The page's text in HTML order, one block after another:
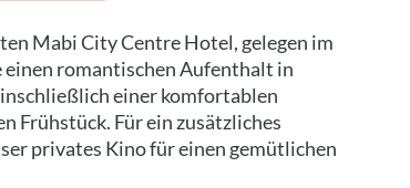
Mabi City Centre Hotel, gelegen im
romantischen Aufenthalt in
einer komfortablen
Frühstück. Für ein zusätzliches
privates Kino für einen gemütlichen